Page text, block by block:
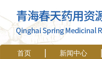
首页 新闻中心